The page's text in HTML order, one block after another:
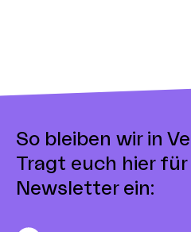
So bleiben wir in
Tragt euch hier für
Newsletter ein: